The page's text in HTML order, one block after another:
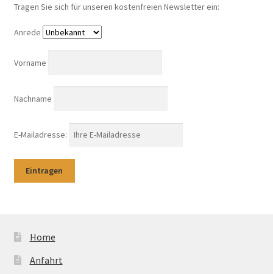
Tragen Sie sich für unseren kostenfreien Newsletter ein:
Anrede
Vorname
Nachname
E-Mailadresse:
Home
Anfahrt